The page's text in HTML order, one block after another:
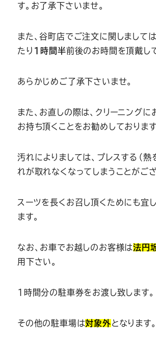
す。お了承下さいませ。
また、谷町店でご注文に関しまして
たり 1時間半前後のお時間を頂戴し
あらかじめご了承下さいませ。
また、お直しの際は、クリーニングに
お持ち頂くことをお勧めしております
汚れによりましては、プレスする（熱
れが取れなくなってしまうことがござ
スーツを長くお召し頂くためにも宜
ます。
なお、お車でお越しのお客様は法円
用下さい。
1時間分の駐車券をお渡し致します。
その他の駐車場は対象外となります。